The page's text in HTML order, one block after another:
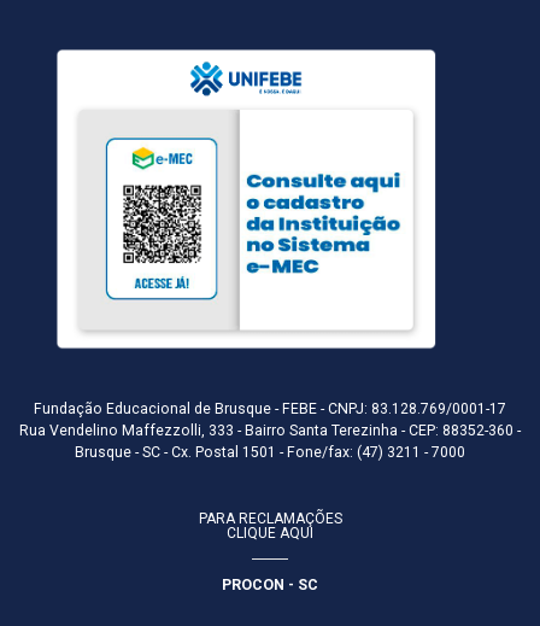
Fundação Educacional de Brusque - FEBE - CNPJ: 83.128.769/0001-17
Rua Vendelino Maffezzolli, 333 - Bairro Santa Terezinha - CEP: 88352-360 -
Brusque - SC - Cx. Postal 1501 - Fone/fax: (47) 3211 - 7000
PARA RECLAMAÇÕES
CLIQUE AQUI
PROCON - SC